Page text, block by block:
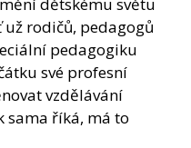
rodičů, pedagogů
pedagogiku
své profesní
vzdělávání
sama říká, má to